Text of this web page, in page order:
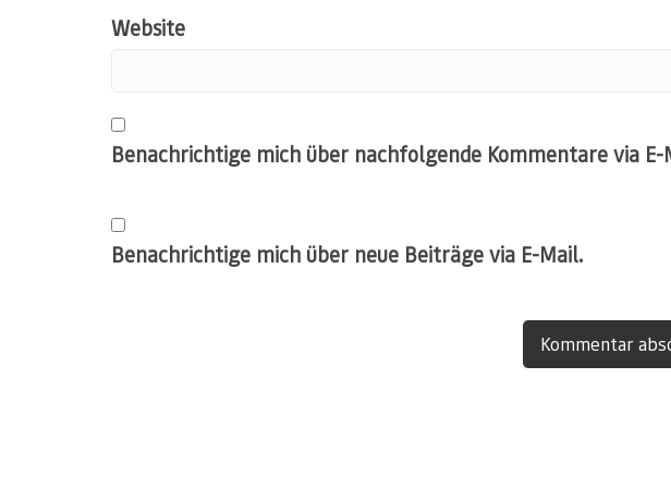
Website
Benachrichtige mich über nachfolgende Kommentare via E-
Benachrichtige mich über neue Beiträge via E-Mail.